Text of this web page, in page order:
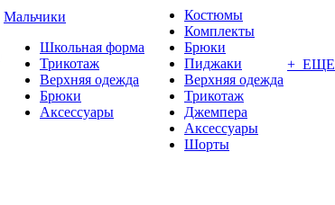
Мальчики
Школьная форма
Трикотаж
Верхняя одежда
Брюки
Аксессуары
Костюмы
Комплекты
Брюки
Пиджаки
Верхняя одежда
Трикотаж
Джемпера
Аксессуары
Шорты
+ ЕЩЕ